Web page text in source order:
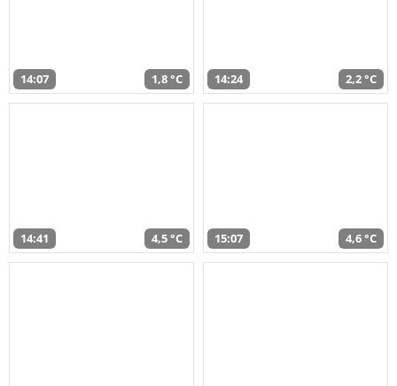
14:07 1,8 °C 14:24 2,2 °C
14:41 4,5 °C 15:07 4,6 °C